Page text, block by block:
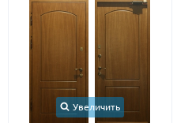
Увеличить